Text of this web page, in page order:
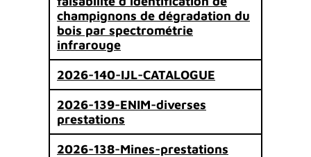
champignons de dégradation du
bois par spectrométrie
infrarouge
2026-140-IJL-CATALOGUE
2026-139-ENIM-diverses
prestations
2026-138-Mines-prestations